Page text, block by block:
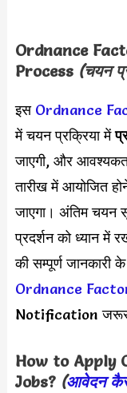
Ordnance
Process (चयन
इस Ordnance
में चयन प्रक्रिया में
जाएगी, और
तारीख में आयोजित
जाएगा। अंतिम चयन
प्रदर्शन को ध्यान में
की सम्पूर्ण जानकारी
Ordnance
Notification
How to Apply
Jobs?(आवेदन